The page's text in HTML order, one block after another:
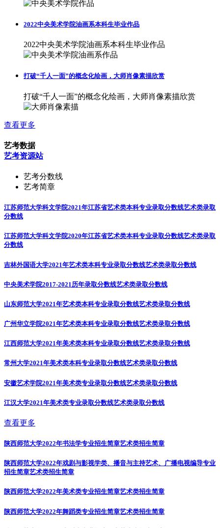
2022中央美术学院油画系本科生毕业作品
2022中央美术学院油画系本科生毕业作品
打破“千人一面”的概念化绘画，大师肖像素描欣赏
打破“千人一面”的概念化绘画，大师肖像素描欣赏
查看更多
艺考数据
艺考资源站
艺考分数线
艺考简章
江苏师范大学科文学院2021年江苏省艺术类本科专业录取分数线艺术类录取
分数线
江苏师范大学科文学院2020年江苏省艺术类本科专业录取分数线艺术类录取
分数线
吉林外国语大学2021年艺术类本科专业录取分数线艺术类录取分数线
中央美术学院2017-2021历年录取分数线艺术类录取分数线
山东师范大学2021年艺术类本科专业录取分数线艺术类录取分数线
广州华立学院2021年艺术类本科专业录取分数线艺术类录取分数线
江西师范大学2021年美术类本科专业录取分数线艺术类录取分数线
常州大学2021年美术类本科专业录取分数线艺术类录取分数线
安徽艺术学院2021年美术类专业录取分数线艺术类录取分数线
江汉大学2021年美术类专业录取分数线艺术类录取分数线
查看更多
陕西师范大学2022年书法学专业招生简章艺术类招生简章
陕西师范大学2022年戏剧与影视学类、播音与主持艺术、广播电视编导专业
招生简章艺术类招生简章
陕西师范大学2022年美术类专业招生简章艺术类招生简章
陕西师范大学2022年舞蹈类专业招生简章艺术类招生简章